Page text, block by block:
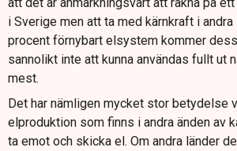
i Sverige men att ta med kärnkraft i andra
procent förnybart elsystem kommer
sannolikt inte att kunna användas fullt ut
mest.
Det har nämligen mycket stor betydelse
elproduktion som finns i andra änden av
ta emot och skicka el. Om andra länder